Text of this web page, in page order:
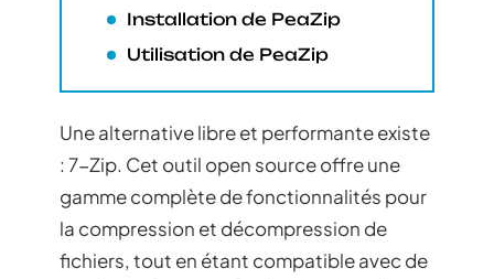
Installation de PeaZip
Utilisation de PeaZip
Une alternative libre et performante existe
: 7-Zip. Cet outil open source offre une
gamme complète de fonctionnalités pour
la compression et décompression de
fichiers, tout en étant compatible avec de